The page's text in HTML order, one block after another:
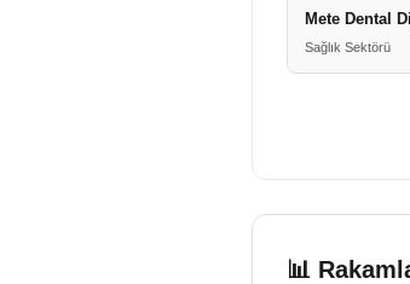
Mete Dental
Sağlık Sektörü
📊